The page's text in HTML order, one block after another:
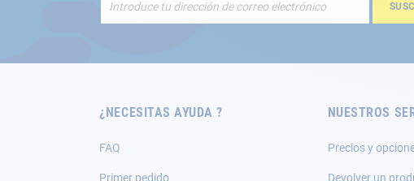
de
¿NECESITAS AYUDA ?
FAQ
Primer pedido
NUESTROS
Precios y
Devolver un